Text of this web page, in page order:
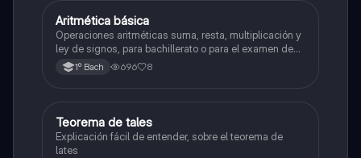
Matemáticas
Aritmética básica
Operaciones aritméticas suma, resta, multiplicación y
ley de signos, para bachillerato o para el examen de
admisión a la universidad
1º Bach 696 8
Matemáticas
Teorema de tales
Explicación fácil de entender, sobre el teorema de
lates